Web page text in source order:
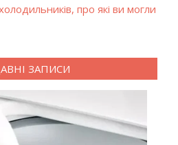
про які ви могли
ЗАПИСИ